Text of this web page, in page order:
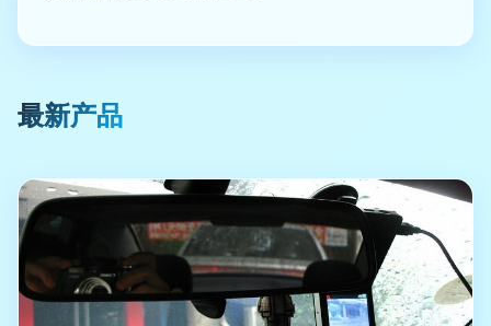
最新产品